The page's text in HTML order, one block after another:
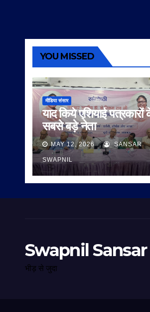
YOU MISSED
मीडिया संसार
याद किये एशियाई पत्रकारों
सबसे बड़े नेता
MAY 12, 2026 SANSAR
SWAPNIL
Swapnil Sansar
भीड़ से जुदा